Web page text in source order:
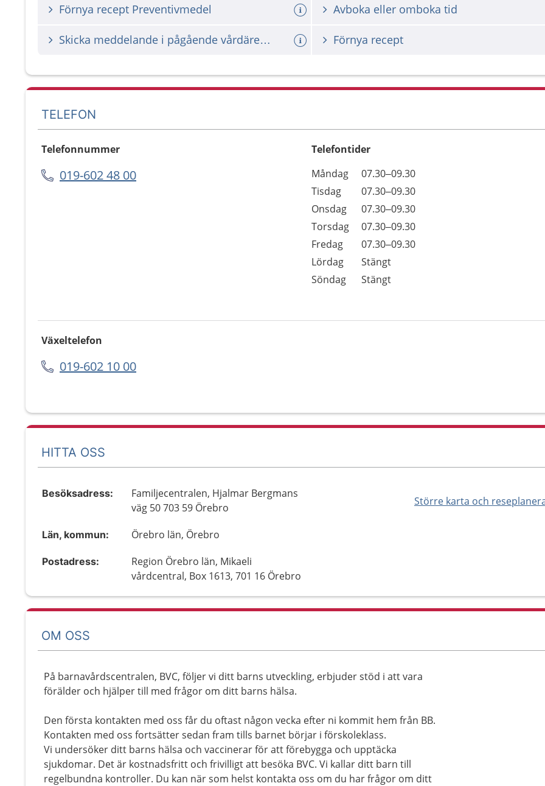
Förnya recept Preventivmedel Avboka eller omboka tid
Skicka meddelande i pågående vårdärende Förnya recept
TELEFON
Telefonnummer
019-602 48 00
Telefontider
Dag
Öppettider
Kommentarer
Måndag
07.30–09.30
Tisdag
07.30–09.30
Onsdag
07.30–09.30
Torsdag
07.30–09.30
Fredag
07.30–09.30
Lördag
Stängt
Söndag
Stängt
Växeltelefon
019-602 10 00
HITTA OSS
Större karta och
Besöksadress:
Familjecentralen, Hjalmar Bergmans
väg 50 703 59 Örebro
Län, kommun: Örebro län, Örebro
Postadress:
Region Örebro län, Mikaeli
vårdcentral, Box 1613, 701 16 Örebro
OM OSS
På barnavårdscentralen, BVC, följer vi ditt barns utveckling, erbjuder stöd i att vara
förälder och hjälper till med frågor om ditt barns hälsa.
Den första kontakten med oss får du oftast någon vecka efter ni kommit hem från BB.
Kontakten med oss fortsätter sedan fram tills barnet börjar i förskoleklass.
Vi undersöker ditt barns hälsa och vaccinerar för att förebygga och upptäcka
sjukdomar. Det är kostnadsfritt och frivilligt att besöka BVC. Vi kallar ditt barn till
regelbundna kontroller. Du kan när som helst kontakta oss om du har frågor om ditt